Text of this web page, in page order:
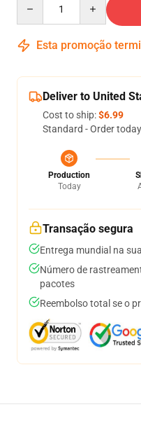
Esta promoção
Deliver to United
Cost to ship:$6.99
Standard - Order
Production
Today
Transação segura
Entrega mundial na
Número de
pacotes
Reembolso total se o